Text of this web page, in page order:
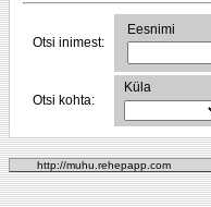
Otsi inimest:
Eesnimi
Otsi kohta:
Küla
http://muhu.rehepapp.com